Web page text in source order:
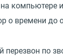
компьютере
о времени до
перезвон по